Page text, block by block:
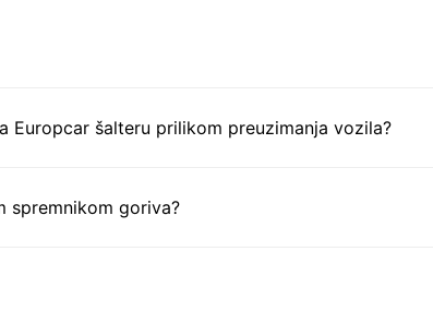
Europcar šalteru prilikom preuzimanja vozila?
spremnikom goriva?